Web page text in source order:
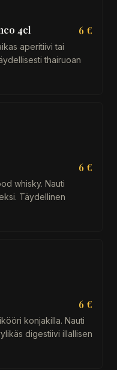
4cl 6 €
aperitiivi tai
thairuoan
6 €
whisky. Nauti
Täydellinen
6 €
konjakilla. Nauti
digestiivi illallisen